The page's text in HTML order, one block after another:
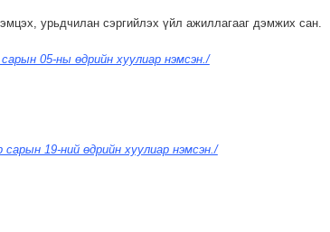
урьдчилан сэргийлэх үйл ажиллагааг дэмжих сан.
05-ны өдрийн хуулиар нэмсэн./
19-ний өдрийн хуулиар нэмсэн./